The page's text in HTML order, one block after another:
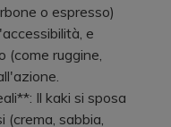
o espresso)
e
(come ruggine,
Il kaki si sposa
sabbia,